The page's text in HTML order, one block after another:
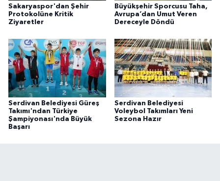
Sakaryaspor'dan Şehir
Protokolüne Kritik
Ziyaretler
Büyükşehir Sporcusu Taha,
Avrupa’dan Umut Veren
Dereceyle Döndü
Serdivan Belediyesi Güreş
Takımı'ndan Türkiye
Şampiyonası'nda Büyük
Başarı
Serdivan Belediyesi
Voleybol Takımları Yeni
Sezona Hazır